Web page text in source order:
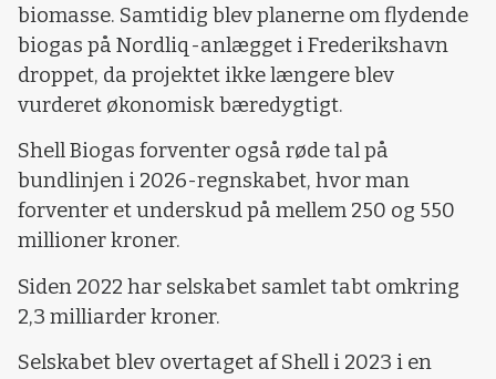
biomasse. Samtidig blev planerne om flydende
biogas på Nordliq-anlægget i Frederikshavn
droppet, da projektet ikke længere blev
vurderet økonomisk bæredygtigt.
Shell Biogas forventer også røde tal på
bundlinjen i 2026-regnskabet, hvor man
forventer et underskud på mellem 250 og 550
millioner kroner.
Siden 2022 har selskabet samlet tabt omkring
2,3 milliarder kroner.
Selskabet blev overtaget af Shell i 2023 i en